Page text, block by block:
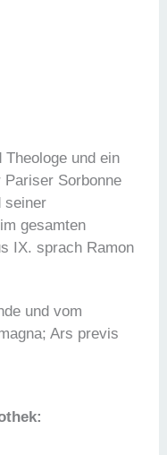
und ein
Pariser Sorbonne
seiner
gesamten
IX. sprach Ramon
und vom
Ars previs